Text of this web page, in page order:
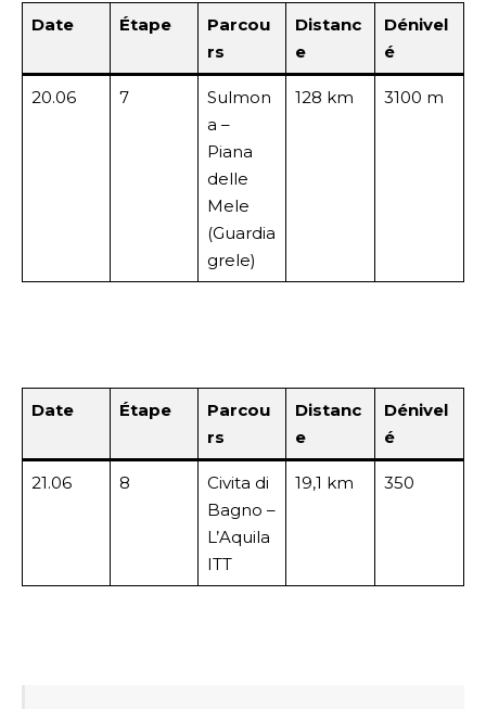
Date Étape
Parcou
rs
Distanc
e
Dénivel
é
20.06 7
Sulmon
a –
Piana
delle
Mele
(Guardia
grele)
128 km 3100 m
Date Étape
Parcou
rs
Distanc
e
Dénivel
é
21.06 8
Civita di
Bagno –
L’Aquila
ITT
19,1 km 350